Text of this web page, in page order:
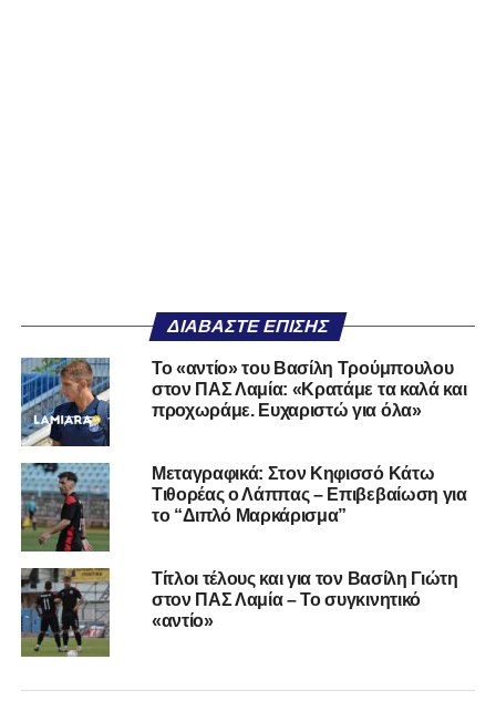
ΔΙΑΒΆΣΤΕ ΕΠΊΣΗΣ
Το «αντίο» του Βασίλη Τρούμπουλου
στον ΠΑΣ Λαμία: «Κρατάμε τα καλά και
προχωράμε. Ευχαριστώ για όλα»
Μεταγραφικά: Στον Κηφισσό Κάτω
Τιθορέας ο Λάππας – Επιβεβαίωση για
το “Διπλό Μαρκάρισμα”
Τίτλοι τέλους και για τον Βασίλη Γιώτη
στον ΠΑΣ Λαμία – Το συγκινητικό
«αντίο»